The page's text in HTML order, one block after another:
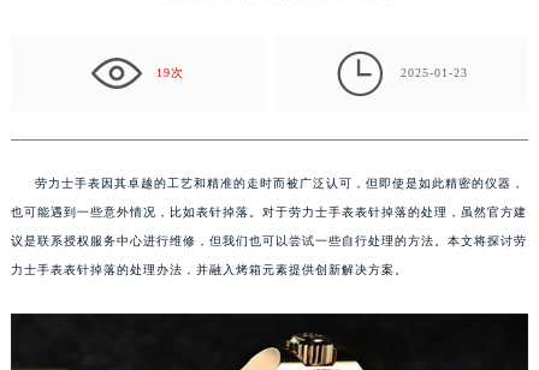
19次  2025-01-23
劳力士手表因其卓越的工艺和精准的走时而被广泛认可，但即使是如此精密的仪器，
也可能遇到一些意外情况，比如表针掉落。对于劳力士手表表针掉落的处理，虽然官方建
议是联系授权服务中心进行维修，但我们也可以尝试一些自行处理的方法。本文将探讨劳
力士手表表针掉落的处理办法，并融入烤箱元素提供创新解决方案。